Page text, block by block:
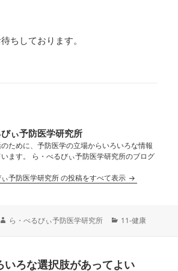
ちしております。
ぃ予防医学研究所
ために、予防医学の立場からいろいろな情報
ます。 ら・べるびぃ予防医学研究所のブログ
予防医学研究所 の投稿をすべて表示
作
ら・べるびぃ予防医学研究所
カ
ー
11-健康
いろな選択肢があってよい